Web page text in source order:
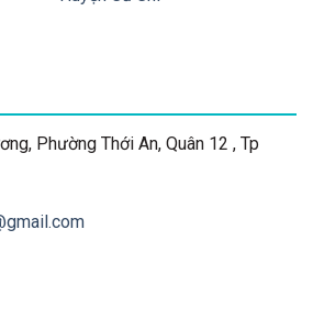
Phường Thới An, Quân 12 , Tp